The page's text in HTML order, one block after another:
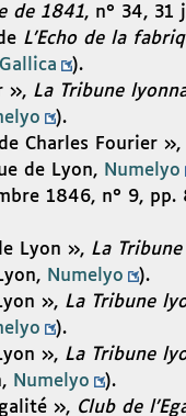
de 1841, n° 34, 31
L’Echo de la
Gallica
).
», La Tribune
).
Charles Fourier »,
de Lyon, Numelyo
1846, n° 9,
Lyon », La
Numelyo
).
», La Tribune
).
», La Tribune
Numelyo
).
», Club de